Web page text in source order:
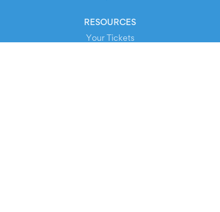
RESOURCES
Your Tickets